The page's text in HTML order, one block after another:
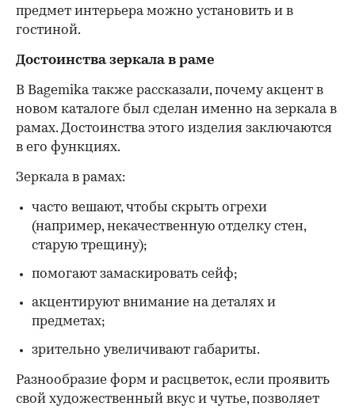
предмет интерьера можно установить и в
гостиной.
Достоинства зеркала в раме
В Bagemika также рассказали, почему акцент в
новом каталоге был сделан именно на зеркала в
рамах. Достоинства этого изделия заключаются
в его функциях.
Зеркала в рамах:
часто вешают, чтобы скрыть огрехи
(например, некачественную отделку стен,
старую трещину);
помогают замаскировать сейф;
акцентируют внимание на деталях и
предметах;
зрительно увеличивают габариты.
Разнообразие форм и расцветок, если проявить
свой художественный вкус и чутье, позволяет